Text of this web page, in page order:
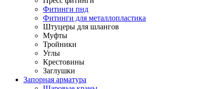
Фитинги пнд
Фитинги для металлопластика
Штуцеры для шлангов
Муфты
Тройники
Углы
Крестовины
Заглушки
Запорная арматура